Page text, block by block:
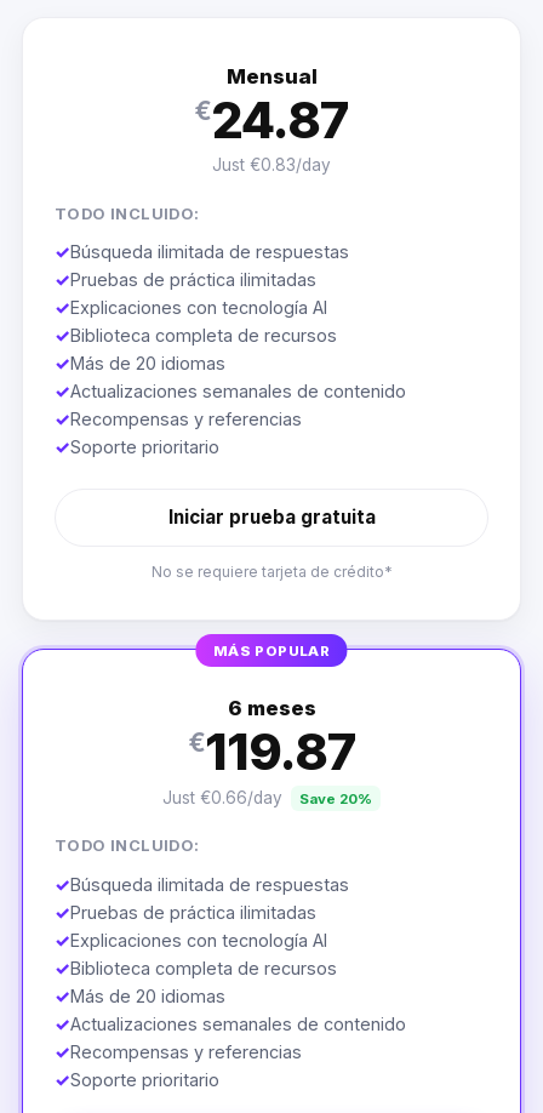
Mensual
€24.87
Just €0.83/day
TODO INCLUIDO:
✓Búsqueda ilimitada de respuestas
✓Pruebas de práctica ilimitadas
✓Explicaciones con tecnología AI
✓Biblioteca completa de recursos
✓Más de 20 idiomas
✓Actualizaciones semanales de contenido
✓Recompensas y referencias
✓Soporte prioritario
Iniciar prueba gratuita
No se requiere tarjeta de crédito*
MÁS POPULAR
6 meses
€119.87
Just €0.66/day Save 20%
TODO INCLUIDO:
✓Búsqueda ilimitada de respuestas
✓Pruebas de práctica ilimitadas
✓Explicaciones con tecnología AI
✓Biblioteca completa de recursos
✓Más de 20 idiomas
✓Actualizaciones semanales de contenido
✓Recompensas y referencias
✓Soporte prioritario